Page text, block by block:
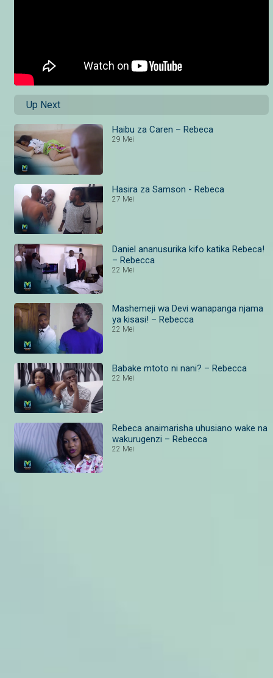
Up Next
Haibu za Caren – Rebeca
29 Mei
Hasira za Samson - Rebeca
27 Mei
Daniel ananusurika kifo katika Rebeca!
– Rebecca
22 Mei
Mashemeji wa Devi wanapanga njama
ya kisasi! – Rebecca
22 Mei
Babake mtoto ni nani? – Rebecca
22 Mei
Rebeca anaimarisha uhusiano wake na
wakurugenzi – Rebecca
22 Mei